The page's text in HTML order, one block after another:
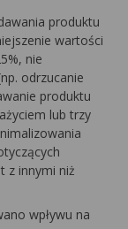
produktu
wartości
nie
odrzucanie
produktu
lub trzy
z innymi niż
wpływu na